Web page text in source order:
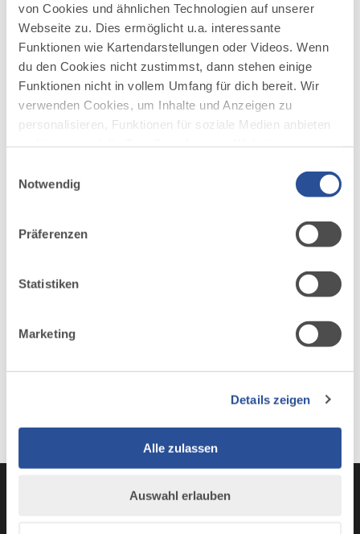
von Cookies und ähnlichen Technologien auf unserer
Webseite zu. Dies ermöglicht u.a. interessante
Funktionen wie Kartendarstellungen oder Videos. Wenn
du den Cookies nicht zustimmst, dann stehen einige
Funktionen nicht in vollem Umfang für dich bereit. Wir
verwenden Cookies, um Inhalte und Anzeigen zu
personalisieren, Funktionen für soziale Medien anbieten
deiner Verwendung unserer Website an unsere Partner
möglicherweise mit weiteren Daten zusammen, die du
Nutzung der Dienste gesammelt haben.
Notwendig
Präferenzen
Statistiken
Marketing
Details zeigen
Alle zulassen
Auswahl erlauben
Wetzelsried in Ratzenried einher. Der Beginn
des 19. Jahrhunderts läutete das Ende derer
von Ratzenried ein. Heute befindet sich das
Schloss im Besitz des Humboldt-Institutes.